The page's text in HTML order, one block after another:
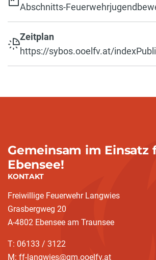
Abschnitts-
Zeitplan
https://sybos.ooelfv.at/
Gemeinsam im Einsatz
Ebensee!
KONTAKT
Freiwillige Feuerwehr Langwies
Grasbergweg 20
A-4802 Ebensee am Traunsee
T: 06133 / 3122
M: ff-langwies@gm.ooelfv.at